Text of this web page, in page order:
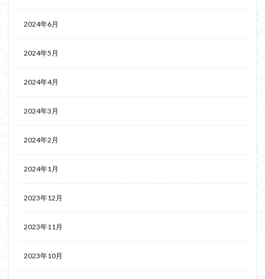
2024年6月
2024年5月
2024年4月
2024年3月
2024年2月
2024年1月
2023年12月
2023年11月
2023年10月